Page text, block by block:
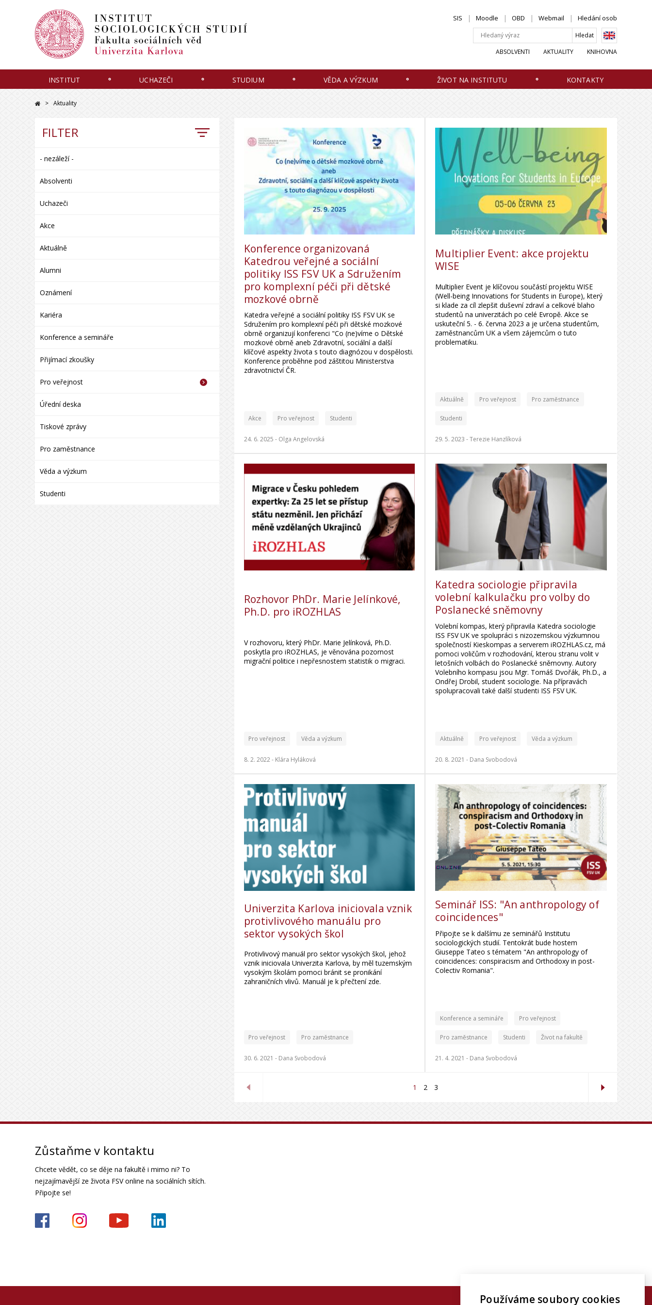
SIS Moodle OBD Webmail Hledání osob
ABSOLVENTI AKTUALITY KNIHOVNA
INSTITUT UCHAZEČI STUDIUM VĚDA A VÝZKUM ŽIVOT NA INSTITUTU KONTAKTY
Aktuality
FILTER
- nezáleží -
Absolventi
Uchazeči
Akce
Aktuálně
Alumni
Oznámení
Kariéra
Konference a semináře
Přijímací zkoušky
Pro veřejnost
Úřední deska
Tiskové zprávy
Pro zaměstnance
Věda a výzkum
Studenti
Konference organizovaná
Katedrou veřejné a sociální
politiky ISS FSV UK a Sdružením
pro komplexní péči při dětské
mozkové obrně
Katedra veřejné a sociální politiky ISS FSV UK se
Sdružením pro komplexní péči při dětské mozkové
obrně organizují konferenci "Co (ne)víme o Dětské
mozkové obrně aneb Zdravotní, sociální a další
klíčové aspekty života s touto diagnózou v dospělosti.
Konference proběhne pod záštitou Ministerstva
zdravotnictví ČR.
Akce Pro veřejnost Studenti
24. 6. 2025 - Olga Angelovská
Multiplier Event: akce projektu
WISE
Multiplier Event je klíčovou součástí projektu WISE
(Well-being Innovations for Students in Europe), který
si klade za cíl zlepšit duševní zdraví a celkové blaho
studentů na univerzitách po celé Evropě. Akce se
uskuteční 5. - 6. června 2023 a je určena studentům,
zaměstnancům UK a všem zájemcům o tuto
problematiku.
Aktuálně Pro veřejnost Pro zaměstnance
Studenti
29. 5. 2023 -Terezie Hanzlíková
Rozhovor PhDr. Marie Jelínkové,
Ph.D. pro iROZHLAS
V rozhovoru, který PhDr. Marie Jelínková, Ph.D.
poskytla pro iROZHLAS, je věnována pozornost
migrační politice i nepřesnostem statistik o migraci.
Pro veřejnost Věda a výzkum
8. 2. 2022 - Klára Hyláková
Katedra sociologie připravila
volební kalkulačku pro volby do
Poslanecké sněmovny
Volební kompas, který připravila Katedra sociologie
ISS FSV UK ve spolupráci s nizozemskou výzkumnou
společností Kieskompas a serverem iROZHLAS.cz, má
pomoci voličům v rozhodování, kterou stranu volit v
letošních volbách do Poslanecké sněmovny. Autory
Volebního kompasu jsou Mgr. Tomáš Dvořák, Ph.D., a
Ondřej Drobil, student sociologie. Na přípravách
spolupracovali také další studenti ISS FSV UK.
Aktuálně Pro veřejnost Věda a výzkum
20. 8. 2021 - Dana Svobodová
Univerzita Karlova iniciovala vznik
protivlivového manuálu pro
sektor vysokých škol
Protivlivový manuál pro sektor vysokých škol, jehož
vznik iniciovala Univerzita Karlova, by měl tuzemským
vysokým školám pomoci bránit se pronikání
zahraničních vlivů. Manuál je k přečtení zde.
Pro veřejnost Pro zaměstnance
30. 6. 2021 - Dana Svobodová
Seminář ISS: "An anthropology of
coincidences"
Připojte se k dalšímu ze seminářů Institutu
sociologických studií. Tentokrát bude hostem
Giuseppe Tateo s tématem "An anthropology of
coincidences: conspiracism and Orthodoxy in post-
Colectiv Romania".
Konference a semináře Pro veřejnost
Pro zaměstnance Studenti Život na fakultě
21. 4. 2021 - Dana Svobodová
1 2 3
Zůstaňme v kontaktu
Chcete vědět, co se děje na fakultě i mimo ni? To
nejzajímavější ze života FSV online na sociálních sítích.
Připojte se!
Používáme soubory cookies